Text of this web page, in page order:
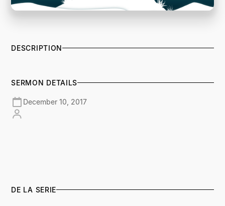
DESCRIPTION
SERMON DETAILS
December 10, 2017
DE LA SERIE